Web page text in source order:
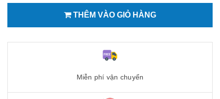
THÊM VÀO GIỎ HÀNG
Miễn phí vận chuyển